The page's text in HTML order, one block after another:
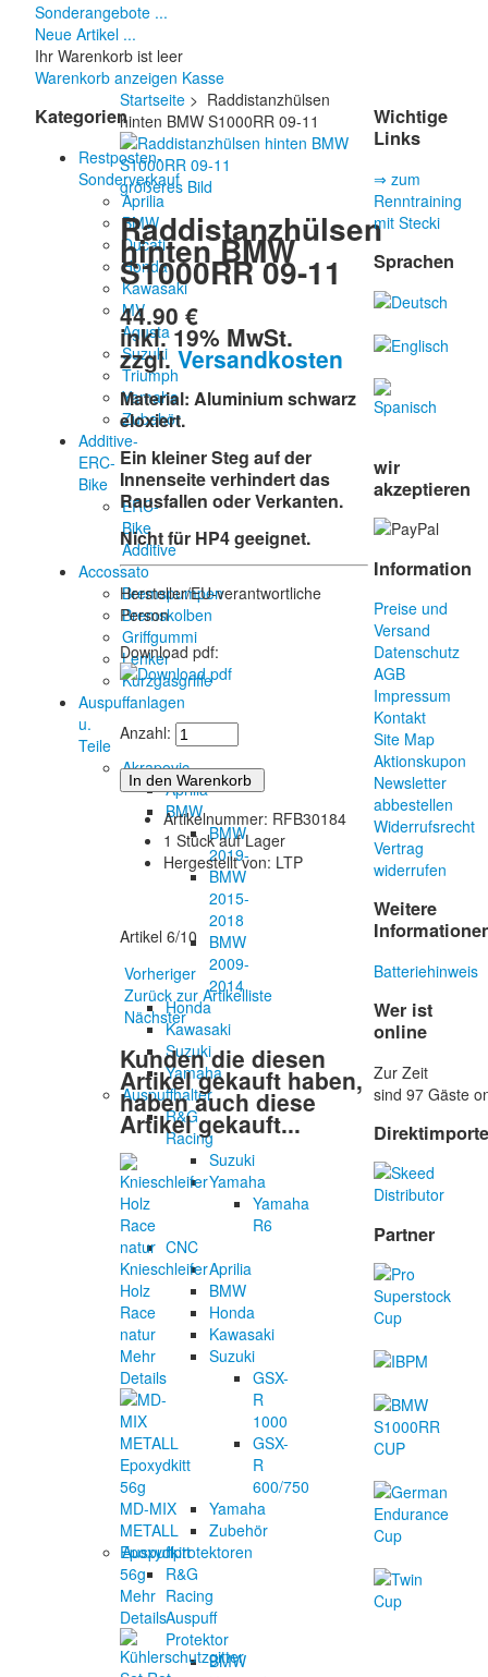
Sonderangebote ...
Neue Artikel ...
Ihr Warenkorb ist leer
Warenkorb anzeigen Kasse
Kategorien
Restposten-
Sonderverkauf
Aprilia
BMW
Ducati
Honda
Kawasaki
MV
Agusta
Suzuki
Triumph
Yamaha
Zubehör
Additive-
ERC-
Bike
ERC-
Bike
Additive
Accossato
Bremspumpen
Bremskolben
Griffgummi
Lenker
Kurzgasgriffe
Auspuffanlagen
u.
Teile
Akrapovic
Aprilia
BMW
BMW
2019-
BMW
2015-
2018
BMW
2009-
2014
Honda
Kawasaki
Suzuki
Yamaha
Auspuffhalter
R&G
Racing
Suzuki
Yamaha
Yamaha
R6
CNC
Aprilia
BMW
Honda
Kawasaki
Suzuki
GSX-
R
1000
GSX-
R
600/750
Yamaha
Zubehör
Auspuffprotektoren
R&G
Racing
Auspuff
Protektor
BMW
Startseite> Raddistanzhülsen
hinten BMW S1000RR 09-11
größeres Bild
Raddistanzhülsen
hinten BMW
S1000RR 09-11
44.90 €
inkl. 19% MwSt.
zzgl. Versandkosten
Material: Aluminium schwarz
eloxiert.
Ein kleiner Steg auf der
Innenseite verhindert das
Rausfallen oder Verkanten.
Nicht für HP4 geeignet.
Hersteller/EU-verantwortliche
Person
Download pdf:
Anzahl:
Artikelnummer: RFB30184
1 Stück auf Lager
Hergestellt von: LTP
Artikel 6/10
Vorheriger
Zurück zur Artikelliste
Nächster
Kunden die diesen
Artikel gekauft haben,
haben auch diese
Artikel gekauft...
Knieschleifer
Holz
Race
natur
Mehr
Details
MD-MIX
METALL
Epoxydkitt
56g
Mehr
Details
Wichtige
Links
⇒ zum
Renntraining
mit Stecki
Sprachen
wir
akzeptieren
Information
Preise und
Versand
Datenschutz
AGB
Impressum
Kontakt
Site Map
Aktionskupon
Newsletter
abbestellen
Widerrufsrecht
Vertrag
widerrufen
Weitere
Batteriehinweis
Wer ist
online
Zur Zeit
sind 97 Gäste
Partner